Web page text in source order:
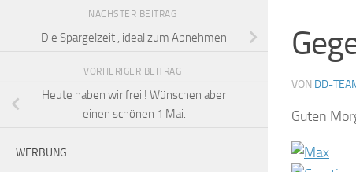
VON DD-
Guten
NÄCHSTER BEITRAG
Die Spargelzeit , ideal zum Abnehmen
VORHERIGER BEITRAG
Heute haben wir frei ! Wünschen aber
einen schönen 1 Mai.
WERBUNG